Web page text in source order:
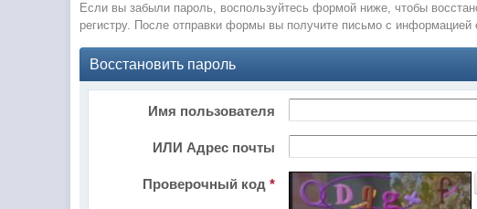
Если вы забыли пароль, воспользуйтесь формой ниже, чтобы
регистру. После отправки формы вы получите письмо с
Восстановить пароль
Имя пользователя
ИЛИ Адрес почты
Проверочный код*